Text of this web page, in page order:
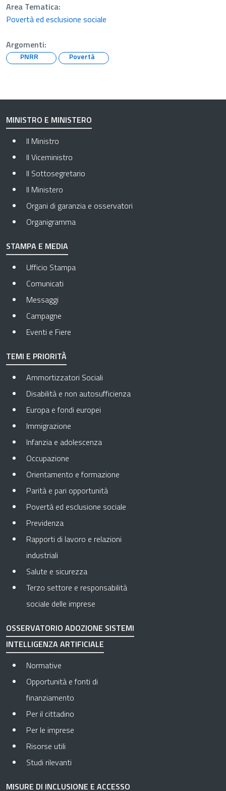
Area Tematica:
Povertà ed esclusione sociale
Argomenti:
PNRR Povertà
MINISTRO E MINISTERO
Il Ministro
Il Viceministro
Il Sottosegretario
Il Ministero
Organi di garanzia e osservatori
Organigramma
STAMPA E MEDIA
Ufficio Stampa
Comunicati
Messaggi
Campagne
Eventi e Fiere
TEMI E PRIORITÀ
Ammortizzatori Sociali
Disabilità e non autosufficienza
Europa e fondi europei
Immigrazione
Infanzia e adolescenza
Occupazione
Orientamento e formazione
Parità e pari opportunità
Povertà ed esclusione sociale
Previdenza
Rapporti di lavoro e relazioni
industriali
Salute e sicurezza
Terzo settore e responsabilità
sociale delle imprese
OSSERVATORIO ADOZIONE SISTEMI
INTELLIGENZA ARTIFICIALE
Normative
Opportunità e fonti di
finanziamento
Per il cittadino
Per le imprese
Risorse utili
Studi rilevanti
MISURE DI INCLUSIONE E ACCESSO